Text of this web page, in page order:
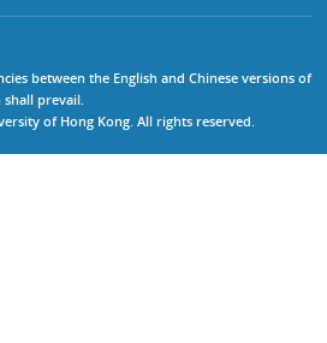
between the English and Chinese versions of
shall prevail.
of Hong Kong. All rights reserved.